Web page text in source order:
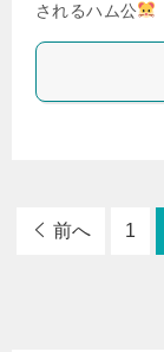
されるハム公
前へ 1